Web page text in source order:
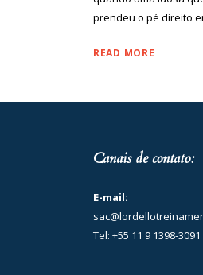
prendeu o pé direito
READ MORE
Canais de contato:
E-mail:
Tel: +55 11 9 1398-3091